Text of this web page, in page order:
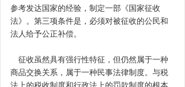
参考发达国家的经验，制定一部《国家征收
法》。第三项条件是，必须对被征收的公民和
法人给予公正补偿。
征收虽然具有强行性特征，但仍然属于一种
商品交换关系，属于一种民事法律制度。与税
法上的税收制度和行政法上的罚款制度的根本